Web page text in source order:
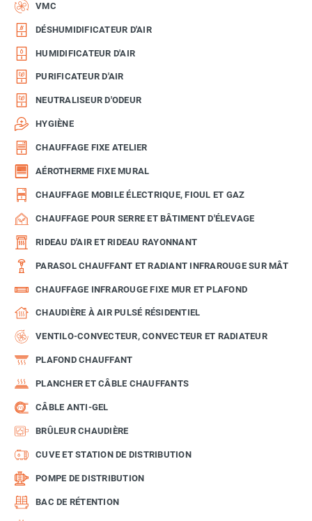
VMC
DÉSHUMIDIFICATEUR D'AIR
HUMIDIFICATEUR D'AIR
PURIFICATEUR D'AIR
NEUTRALISEUR D'ODEUR
HYGIÈNE
CHAUFFAGE FIXE ATELIER
AÉROTHERME FIXE MURAL
CHAUFFAGE MOBILE ÉLECTRIQUE, FIOUL ET GAZ
CHAUFFAGE POUR SERRE ET BÂTIMENT D'ÉLEVAGE
RIDEAU D'AIR ET RIDEAU RAYONNANT
PARASOL CHAUFFANT ET RADIANT INFRAROUGE SUR MÂT
CHAUFFAGE INFRAROUGE FIXE MUR ET PLAFOND
CHAUDIÈRE À AIR PULSÉ RÉSIDENTIEL
VENTILO-CONVECTEUR, CONVECTEUR ET RADIATEUR
PLAFOND CHAUFFANT
PLANCHER ET CÂBLE CHAUFFANTS
CÂBLE ANTI-GEL
BRÛLEUR CHAUDIÈRE
CUVE ET STATION DE DISTRIBUTION
POMPE DE DISTRIBUTION
BAC DE RÉTENTION